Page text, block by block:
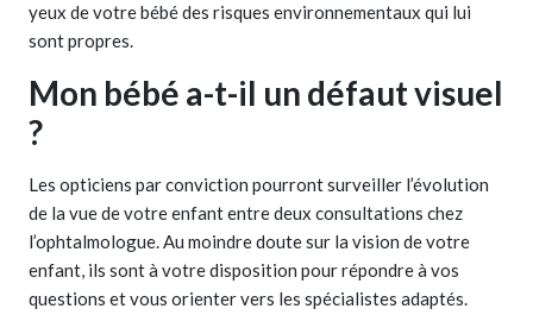
yeux de votre bébé des risques environnementaux qui lui
sont propres.
Mon bébé a-t-il un défaut visuel
?
Les opticiens par conviction pourront surveiller l’évolution
de la vue de votre enfant entre deux consultations chez
l’ophtalmologue. Au moindre doute sur la vision de votre
enfant, ils sont à votre disposition pour répondre à vos
questions et vous orienter vers les spécialistes adaptés.